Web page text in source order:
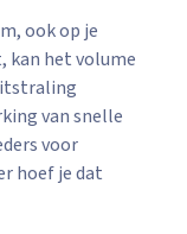
ook op je
kan het volume
van snelle
voor
hoef je dat